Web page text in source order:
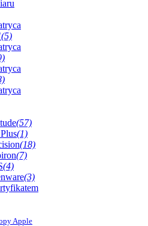
(5)
(57)
(1)
(18)
(7)
(4)
(3)
Apple